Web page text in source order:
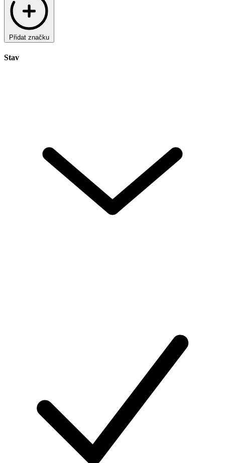
Přidat značku
Stav